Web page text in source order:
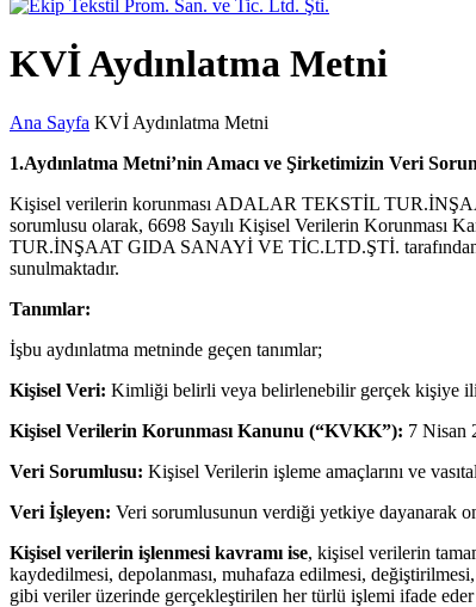
KVİ Aydınlatma Metni
Ana Sayfa KVİ Aydınlatma Metni
1.Aydınlatma Metni’nin Amacı ve Şirketimizin Veri
Kişisel verilerin korunması ADALAR TEKSTİL
sorumlusu olarak, 6698 Sayılı Kişisel Verilerin Korunması
TUR.İNŞAAT GIDA SANAYİ VE TİC.LTD.ŞTİ. tarafından
sunulmaktadır.
Tanımlar:
İşbu aydınlatma metninde geçen tanımlar;
Kişisel Veri: Kimliği belirli veya belirlenebilir gerçek kişiye
Kişisel Verilerin Korunması Kanunu (“KVKK”): 7 Nisan
Veri Sorumlusu: Kişisel Verilerin işleme amaçlarını ve
Veri İşleyen: Veri sorumlusunun verdiği yetkiye dayanarak
Kişisel verilerin işlenmesi kavramı ise, kişisel verilerin
kaydedilmesi, depolanması, muhafaza edilmesi, değiştirilmesi,
gibi veriler üzerinde gerçekleştirilen her türlü işlemi ifade eder